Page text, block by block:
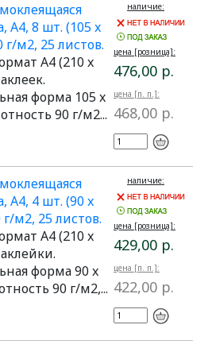
A4, 8 шт. (105 x
г/м2, 25 листов.
A4 (210 x
форма 105 x
90 г/м2...
наличие:
цена [розница]:
476,00 р.
цена [п. п.]:
468,00 р.
A4, 4 шт. (90 x
м2, 25 листов.
A4 (210 x
форма 90 x
90 г/м2,...
наличие:
цена [розница]:
429,00 р.
цена [п. п.]:
422,00 р.